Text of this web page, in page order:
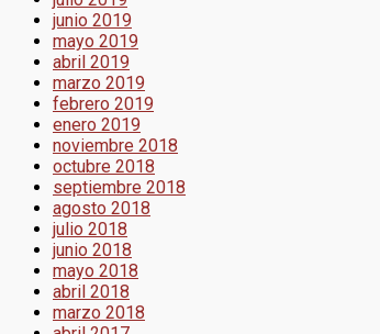
junio 2019
mayo 2019
abril 2019
marzo 2019
febrero 2019
enero 2019
noviembre 2018
octubre 2018
septiembre 2018
agosto 2018
julio 2018
junio 2018
mayo 2018
abril 2018
marzo 2018